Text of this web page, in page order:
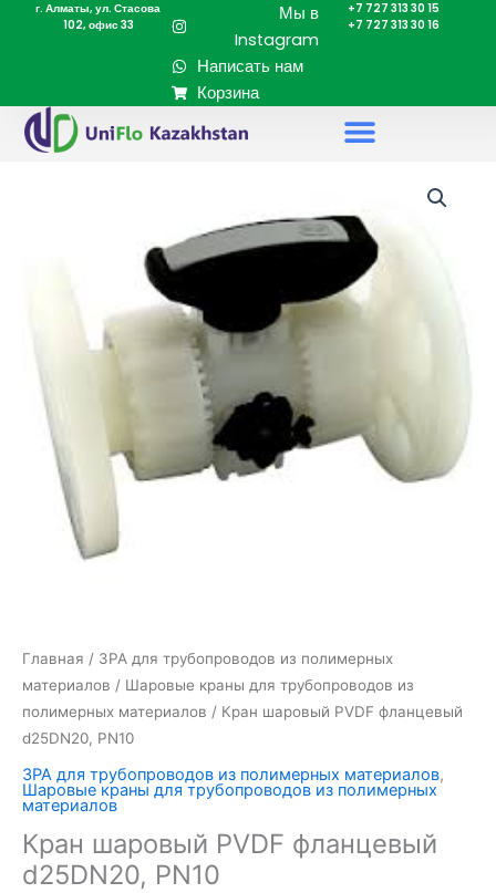
Перейтиг. Алматы, ул. Стасова
102, офис 33
Мы в
Instagram
Написать нам
Корзина
+7 727 313 30 15
+7 727 313 30 16
Главная / ЗРА для трубопроводов из полимерных
материалов / Шаровые краны для трубопроводов из
полимерных материалов / Кран шаровый PVDF фланцевый
d25DN20, PN10
ЗРА для трубопроводов из полимерных материалов,
Шаровые краны для трубопроводов из полимерных
материалов
Кран шаровый PVDF фланцевый
d25DN20, PN10